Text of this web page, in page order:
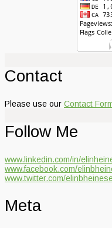
Contact
Please use our Contact
Follow Me
www.linkedin.com/in/
www.facebook.com/
www.twitter.com/
Meta